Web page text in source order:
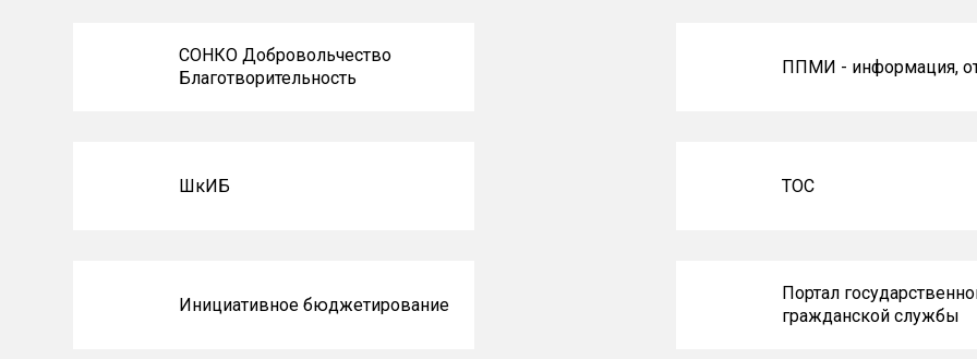
СОНКО Добровольчество
Благотворительность
ППМИ - информация,
ШкИБ ТОС
Инициативное бюджетирование
Портал
гражданской службы